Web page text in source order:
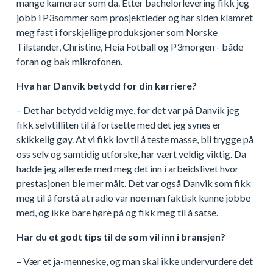
mange kameraer som da. Etter bachelorlevering fikk jeg
jobb i P3sommer som prosjektleder og har siden klamret
meg fast i forskjellige produksjoner som Norske
Tilstander, Christine, Heia Fotball og P3morgen - både
foran og bak mikrofonen.
Hva har Danvik betydd for din karriere?
– Det har betydd veldig mye, for det var på Danvik jeg
fikk selvtilliten til å fortsette med det jeg synes er
skikkelig gøy. At vi fikk lov til å teste masse, bli trygge på
oss selv og samtidig utforske, har vært veldig viktig. Da
hadde jeg allerede med meg det inn i arbeidslivet hvor
prestasjonen ble mer målt. Det var også Danvik som fikk
meg til å forstå at radio var noe man faktisk kunne jobbe
med, og ikke bare høre på og fikk meg til å satse.
Har du et godt tips til de som vil inn i bransjen?
– Vær et ja-menneske, og man skal ikke undervurdere det